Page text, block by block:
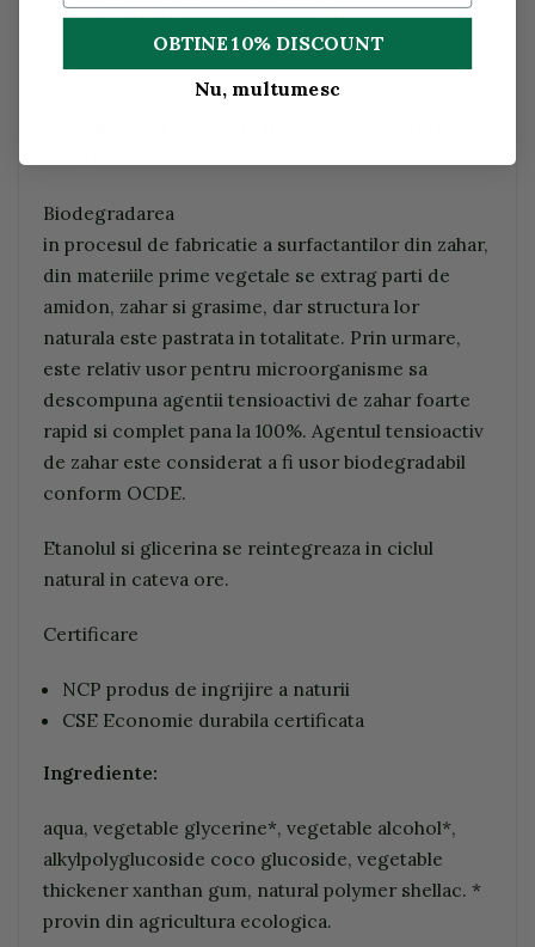
de suflare de dimensiuni diferite
testat conform standardelor de siguranta CE
Aplicare si dozare
Biodegradarea
in procesul de fabricatie a surfactantilor din zahar,
din materiile prime vegetale se extrag parti de
amidon, zahar si grasime, dar structura lor
naturala este pastrata in totalitate. Prin urmare,
este relativ usor pentru microorganisme sa
descompuna agentii tensioactivi de zahar foarte
rapid si complet pana la 100%. Agentul tensioactiv
de zahar este considerat a fi usor biodegradabil
conform OCDE.
Etanolul si glicerina se reintegreaza in ciclul
natural in cateva ore.
Certificare
NCP produs de ingrijire a naturii
CSE Economie durabila certificata
Ingrediente:
aqua, vegetable glycerine*, vegetable alcohol*,
alkylpolyglucoside coco glucoside, vegetable
thickener xanthan gum, natural polymer shellac. *
provin din agricultura ecologica.
OBTINE 10% DISCOUNT
Nu, multumesc